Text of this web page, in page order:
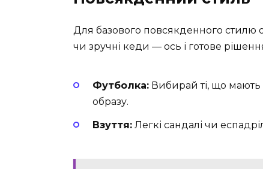
Для базового повсякденного стилю
чи зручні кеди — ось і готове
Футболка: Вибирай ті, що
образу.
Взуття: Легкі сандалі чи